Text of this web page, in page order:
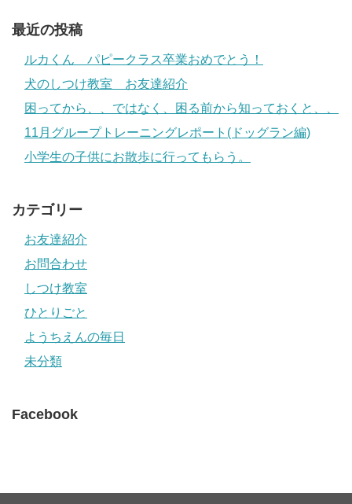
最近の投稿
ルカくん パピークラス卒業おめでとう！
犬のしつけ教室 お友達紹介
困ってから、、ではなく、困る前から知っておくと、、
11月グループトレーニングレポート(ドッグラン編)
小学生の子供にお散歩に行ってもらう。
カテゴリー
お友達紹介
お問合わせ
しつけ教室
ひとりごと
ようちえんの毎日
未分類
Facebook